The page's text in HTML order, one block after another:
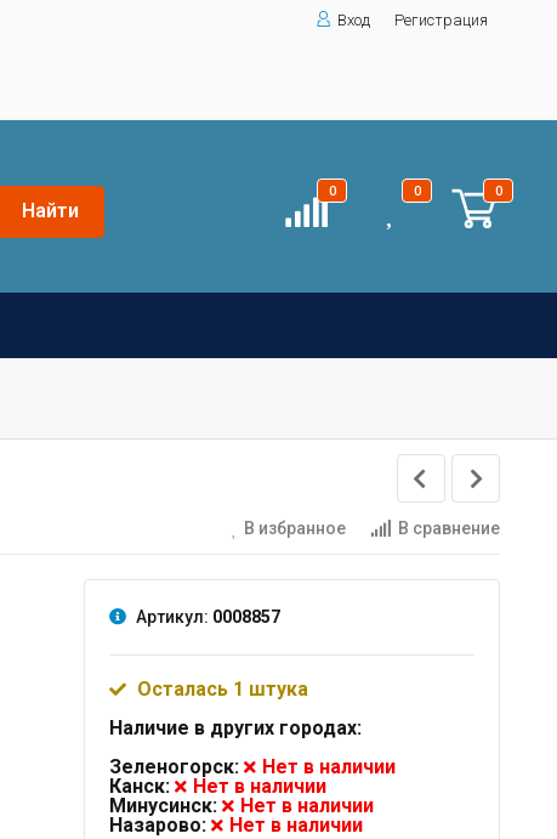
Вход Регистрация
Найти
0 0 0
В избранное В сравнение
Артикул: 0008857
Осталась 1 штука
Наличие в других городах:
Зеленогорск:
Нет в наличии
Канск:
Нет в наличии
Минусинск:
Нет в наличии
Назарово:
Нет в наличии